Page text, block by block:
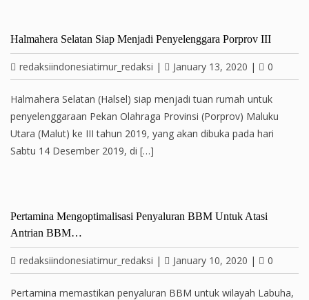
Halmahera Selatan Siap Menjadi Penyelenggara Porprov III
redaksiindonesiatimur_redaksi | January 13, 2020 | 0
Halmahera Selatan (Halsel) siap menjadi tuan rumah untuk
penyelenggaraan Pekan Olahraga Provinsi (Porprov) Maluku
Utara (Malut) ke III tahun 2019, yang akan dibuka pada hari
Sabtu 14 Desember 2019, di […]
Pertamina Mengoptimalisasi Penyaluran BBM Untuk Atasi
Antrian BBM…
redaksiindonesiatimur_redaksi | January 10, 2020 | 0
Pertamina memastikan penyaluran BBM untuk wilayah Labuha,